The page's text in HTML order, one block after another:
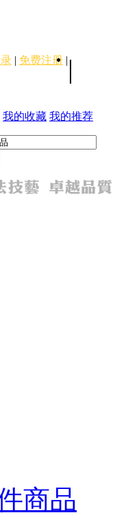
| 免费注册 | |
我的收藏 我的推荐
商品